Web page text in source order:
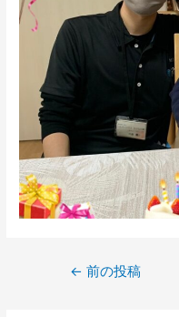
← 前の投稿